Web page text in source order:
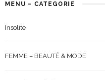
MENU – CATEGORIE
Insolite
FEMME – BEAUTÉ & MODE